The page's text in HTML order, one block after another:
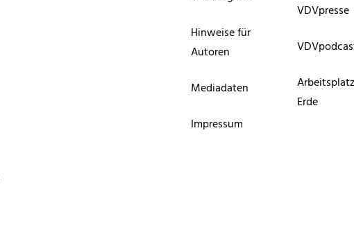
Hinweise für
Autoren
Mediadaten
Impressum
VDVpresse
Erde